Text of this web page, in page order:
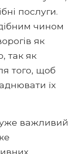
послуги.
чином
як
так як
того, щоб
їх
важливий